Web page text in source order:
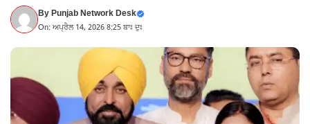
ByPunjab Network Desk
On: ਅਪ੍ਰੈਲ 14, 2026 8:25 ਬਾਃ ਦੁਃ